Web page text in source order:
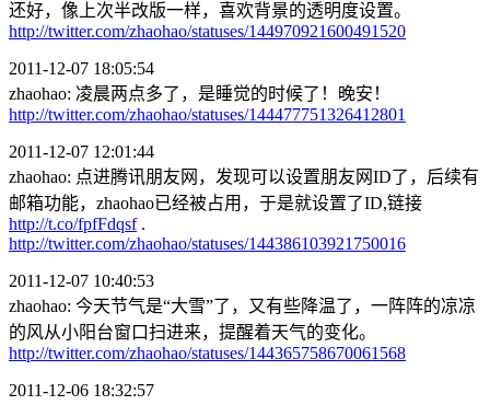
还好，像上次半改版一样，喜欢背景的透明度设置。
http://twitter.com/zhaohao/statuses/144970921600491520
2011-12-07 18:05:54
zhaohao: 凌晨两点多了，是睡觉的时候了！晚安！
http://twitter.com/zhaohao/statuses/144477751326412801
2011-12-07 12:01:44
zhaohao: 点进腾讯朋友网，发现可以设置朋友网ID了，后续有
邮箱功能，zhaohao已经被占用，于是就设置了ID,链接
http://t.co/fpfFdqsf.
http://twitter.com/zhaohao/statuses/144386103921750016
2011-12-07 10:40:53
zhaohao: 今天节气是“大雪”了，又有些降温了，一阵阵的凉凉
的风从小阳台窗口扫进来，提醒着天气的变化。
http://twitter.com/zhaohao/statuses/144365758670061568
2011-12-06 18:32:57